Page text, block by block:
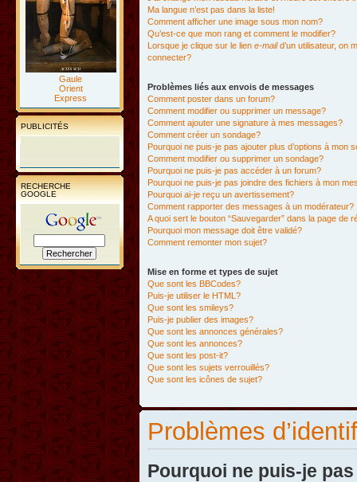
Gaule
Orient
Express
PUBLICITÉS
RECHERCHE
GOOGLE
Ma langue n’est pas dans la liste!
Comment afficher une image sous mon nom?
Qu’est-ce que mon rang et comment le modifier?
Lorsque je clique sur le lien e-maild’un utilisateur, on
connecter?
Problèmes liés aux envois de messages
Comment poster dans un forum?
Comment modifier ou supprimer un message?
Comment ajouter une signature à mes messages?
Comment créer un sondage?
Pourquoi ne puis-je pas ajouter plus d’options à mon
Comment modifier ou supprimer un sondage?
Pourquoi ne puis-je pas accéder à un forum?
Pourquoi ne puis-je pas joindre des fichiers à mon
Pourquoi ai-je reçu un avertissement?
Comment rapporter des messages à un modérateur?
A quoi sert le bouton “Sauvegarder” dans la page de
Pourquoi mon message doit être validé?
Comment remonter mon sujet?
Mise en forme et types de sujet
Que sont les BBCodes?
Puis-je utiliser le HTML?
Que sont les smileys?
Puis-je publier des images?
Que sont les annonces générales?
Que sont les annonces?
Que sont les post-it?
Que sont les sujets verrouillés?
Que sont les icônes de sujet?
Problèmes
Pourquoi ne puis-je